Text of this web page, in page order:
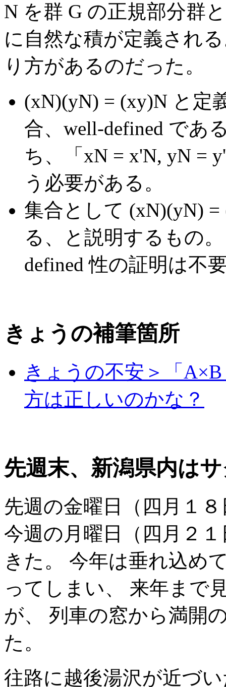
N を群 G の正規部分群
に自然な積が定義され
り方があるのだった。
(xN)(yN) = (xy)N と定
合、well-defined であ
ち、「xN = x'N, yN =
う必要がある。
集合として (xN)(yN)
る、と説明するもの
defined 性の証明は不
きょうの補筆箇所
きょうの不安＞「
方は正しいのかな？
先週末、新潟県内は
先週の金曜日（四月１
今週の月曜日（四月２
きた。 今年は垂れ込め
ってしまい、 来年まで
が、 列車の窓から満開
た。
往路に越後湯沢が近づ